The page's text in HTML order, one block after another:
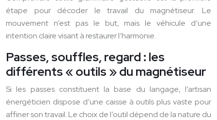
étape pour décoder le travail du magnétiseur. Le
mouvement n’est pas le but, mais le véhicule d’une
intention claire visant à restaurer l’harmonie.
Passes, souffles, regard : les
différents « outils » du magnétiseur
Si les passes constituent la base du langage, l’artisan
énergéticien dispose d’une caisse à outils plus vaste pour
affiner son travail. Le choix de l’outil dépend de la nature du